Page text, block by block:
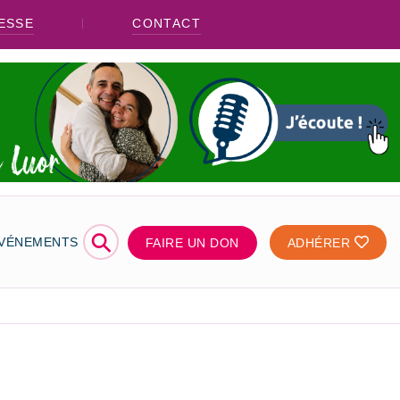
CONTACT
⚲ FAIRE UN DON ADHÉRER